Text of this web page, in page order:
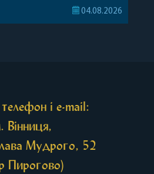
Барського благочиння.
04.08.2026
і e-mail:
Вінниця,
Мудрого, 52
Пирогово)